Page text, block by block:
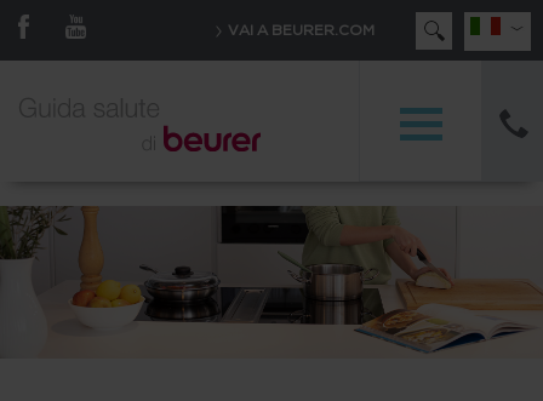
#/beurer/gesundheitsratgeber#
VAI A BEURER.COM